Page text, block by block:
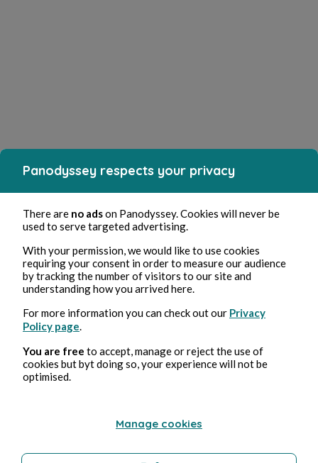
Panodyssey respects your privacy
There are no adson Panodyssey. Cookies will never be
used to serve targeted advertising.
With your permission, we would like to use cookies
requiring your consent in order to measure our audience
by tracking the number of visitors to our site and
understanding how you arrived here.
For more information you can check out our Privacy
Policy page.
You are free to accept, manage or reject the use of
cookies but byt doing so, your experience will not be
optimised.
Manage cookies